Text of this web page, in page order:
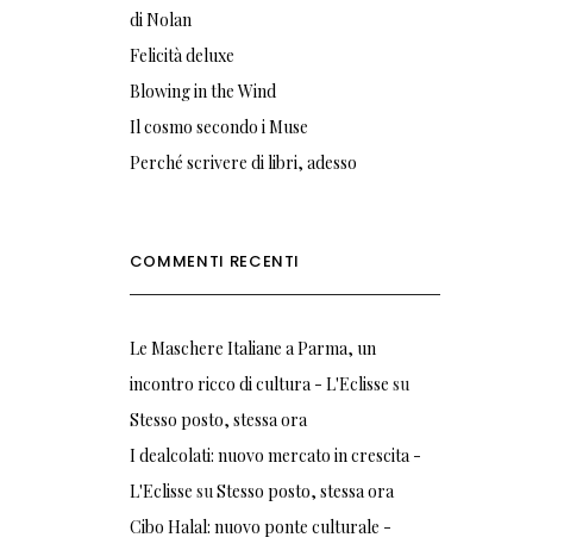
di Nolan
Felicità deluxe
Blowing in the Wind
Il cosmo secondo i Muse
Perché scrivere di libri, adesso
COMMENTI RECENTI
Le Maschere Italiane a Parma, un
incontro ricco di cultura - L'Eclisse su
Stesso posto, stessa ora
I dealcolati: nuovo mercato in crescita -
L'Eclisse suStesso posto, stessa ora
Cibo Halal: nuovo ponte culturale -